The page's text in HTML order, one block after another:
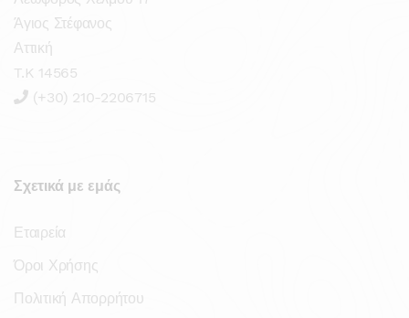
Άγιος Στέφανος
Αττική
T.K 14565
(+30) 210-2206715
Σχετικά με εμάς
Εταιρεία
Όροι Χρήσης
Πολιτική Απορρήτου